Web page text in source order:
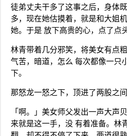
徒弟丈夫干多了这事之后，身体
多，现在她估摸着，就是和大姐
她。于是 放下高贵的心，点了点
林青带着几分邪笑，将美女有点
气苦，暗道，怎么 每次都像一只
下。
那怒龙一怒之下，顶进了两股之
「啊。」美女师父发出一声大声
来就是这一手，没 有着准备。林